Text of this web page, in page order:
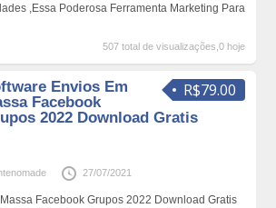
,Essa Poderosa Ferramenta Marketing Para
507 total de visualizações,0 hoje
R$79.00
Envios Em
Facebook
2022 Download Gratis
27/07/2021
Facebook Grupos 2022 Download Gratis